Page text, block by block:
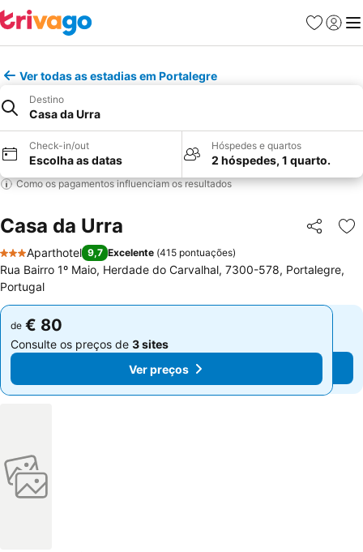
Favoritos
Iniciar
Ver todas as estadias em Portalegre
Destino
Casa da Urra
Check-in/out
Escolha as datas
Hóspedes e quartos
2 hóspedes, 1 quarto.
Como os pagamentos influenciam os resultados
Casa da Urra Partilhar
3 Estrelas
Aparthotel 9,7 Excelente (415 pontuações)
Rua Bairro 1º Maio, Herdade do Carvalhal, 7300-578, Portalegre,
Portugal
de € 80
Consulte os preços de 3 sites
Ver preços
de € 80
Consulte os preços de 3 sites
Ver preços